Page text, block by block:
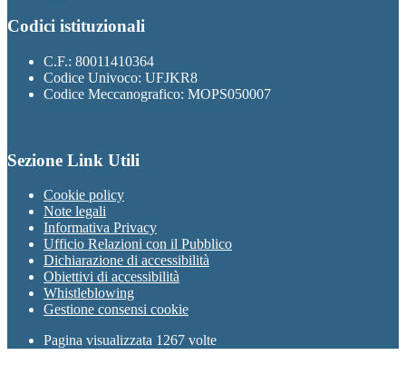
Codici istituzionali
C.F.: 80011410364
Codice Univoco: UFJKR8
Codice Meccanografico: MOPS050007
Sezione Link Utili
Cookie policy
Note legali
Informativa Privacy
Ufficio Relazioni con il Pubblico
Dichiarazione di accessibilità
Obiettivi di accessibilità
Whistleblowing
Gestione consensi cookie
Pagina visualizzata 1267 volte